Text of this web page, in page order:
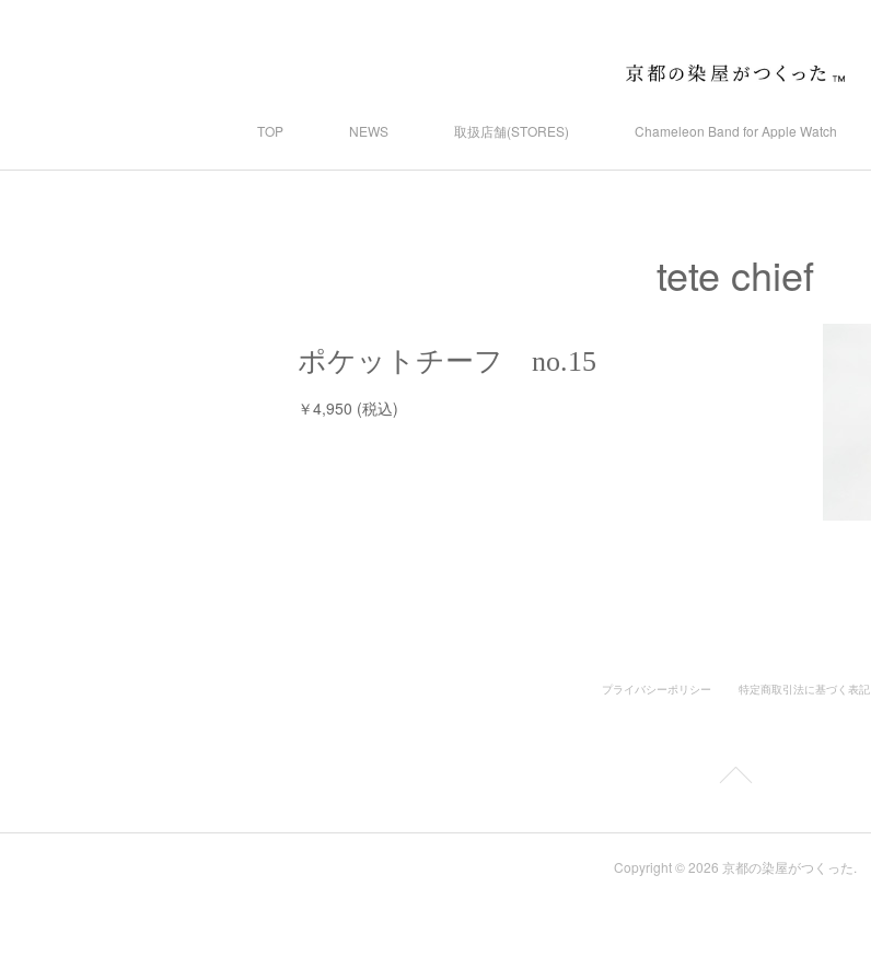
TOP NEWS 取扱店舗(STORES) Chameleon Band for Apple Watch
tete chief
ポケットチーフ no.15
￥4,950 (税込)
プライバシーポリシー 特定商取引法に基づく表記
Copyright ©2026 京都の染屋がつくった